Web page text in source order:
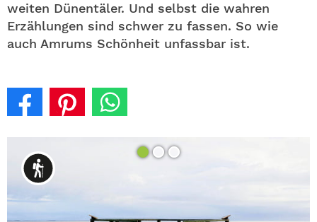
weiten Dünentäler. Und selbst die wahren
Erzählungen sind schwer zu fassen. So wie
auch Amrums Schönheit unfassbar ist.